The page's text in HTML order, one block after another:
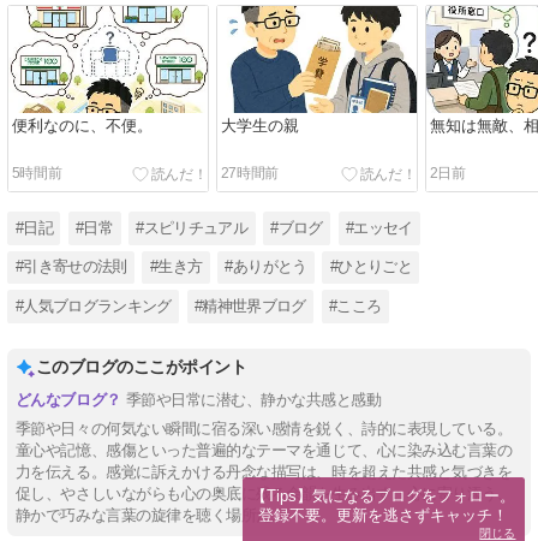
便利なのに、不便。
5時間前
大学生の親
27時間前
無知は無敵、
2日前
#日記 #日常 #スピリチュアル #ブログ #エッセイ
#引き寄せの法則 #生き方 #ありがとう #ひとりごと
#人気ブログランキング #精神世界ブログ #こころ
このブログのここがポイント
季節や日常に潜む、静かな共感と感動
季節や日々の何気ない瞬間に宿る深い感情を鋭く、詩的に表現している。
童心や記憶、感傷といった普遍的なテーマを通じて、心に染み込む言葉の
力を伝える。感覚に訴えかける丹念な描写は、時を超えた共感と気づきを
促し、やさしいながらも心の奥底に残る余韻を生み出す。心に寄り添う、
静かで巧みな言葉の旋律を聴く場所だ。
【Tips】気になるブログをフォロー。
登録不要。更新を逃さずキャッチ！
閉じる